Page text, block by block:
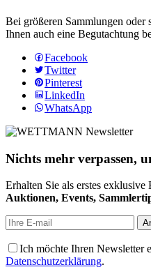
Bei größeren Sammlungen
Ihnen auch eine Begutachtung
Facebook
Twitter
Pinterest
LinkedIn
WhatsApp
Nichts mehr verpassen,
Erhalten Sie als erstes exklusive
Auktionen, Events,
Ich möchte Ihren Newsletter
Datenschutzerklärung.